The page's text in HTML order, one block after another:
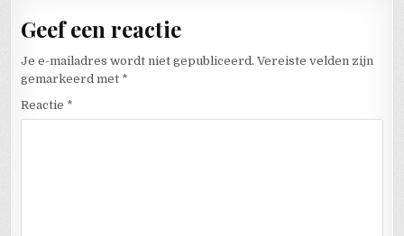
Geef een reactie
Je e-mailadres wordt niet gepubliceerd. Vereiste velden zijn
gemarkeerd met *
Reactie *